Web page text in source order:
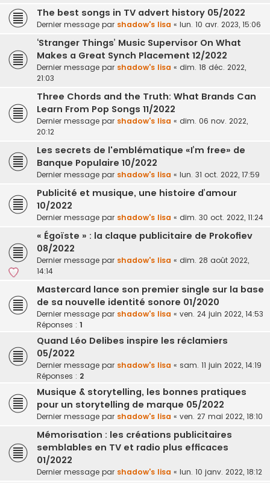
The best songs in TV advert history 05/2022
Dernier message par shadow's lisa « lun. 10 avr. 2023, 15:06
‘Stranger Things’ Music Supervisor On What
Makes a Great Synch Placement 12/2022
Dernier message par shadow's lisa « dim. 18 déc. 2022,
21:03
Three Chords and the Truth: What Brands Can
Learn From Pop Songs 11/2022
Dernier message par shadow's lisa « dim. 06 nov. 2022,
20:12
Les secrets de l'emblématique «I’m free» de
Banque Populaire 10/2022
Dernier message par shadow's lisa « lun. 31 oct. 2022, 17:59
Publicité et musique, une histoire d’amour
10/2022
Dernier message par shadow's lisa « dim. 30 oct. 2022, 11:24
« Égoïste » : la claque publicitaire de Prokofiev
08/2022
Dernier message par shadow's lisa « dim. 28 août 2022,
14:14
Mastercard lance son premier single sur la base
de sa nouvelle identité sonore 01/2020
Dernier message par shadow's lisa « ven. 24 juin 2022, 14:53
Réponses : 1
Quand Léo Delibes inspire les réclamiers
05/2022
Dernier message par shadow's lisa « sam. 11 juin 2022, 14:19
Réponses : 2
Musique & storytelling, les bonnes pratiques
pour un storytelling de marque 05/2022
Dernier message par shadow's lisa « ven. 27 mai 2022, 18:10
Mémorisation : les créations publicitaires
semblables en TV et radio plus efficaces
01/2022
Dernier message par shadow's lisa « lun. 10 janv. 2022, 18:12